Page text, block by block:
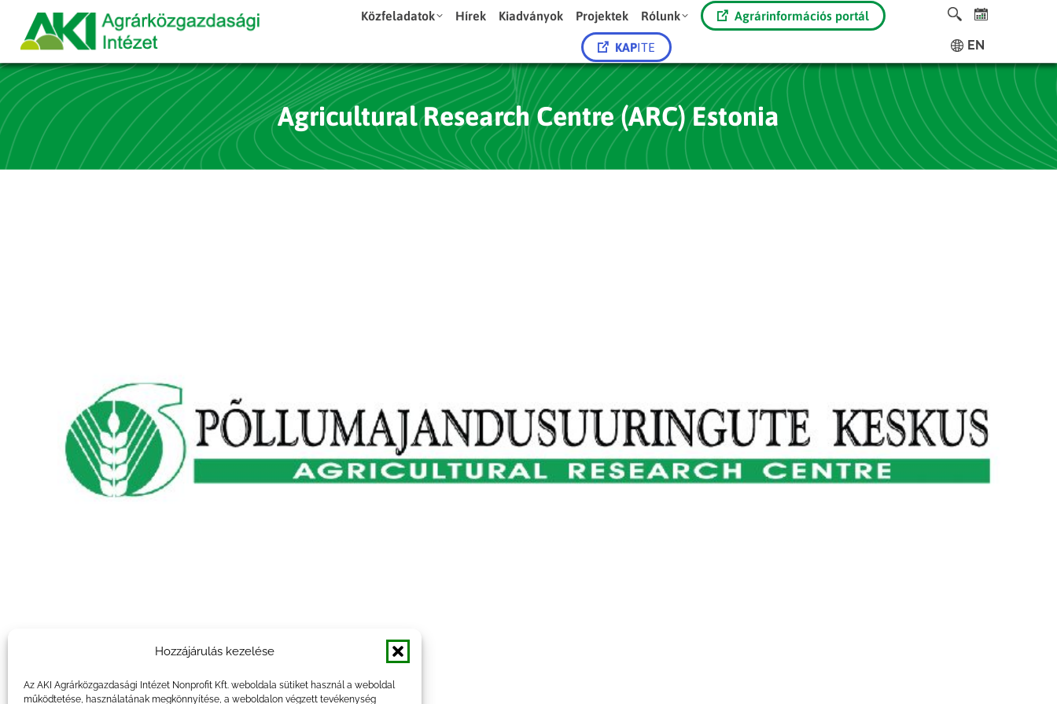
Hozzájárulás kezelése
Az AKI Agrárközgazdasági Intézet Nonprofit Kft. weboldala sütiket használ a weboldal
működtetése, használatának megkönnyítése, a weboldalon végzett tevékenység
Közfeladatok Hírek Kiadványok Projektek Rólunk Agrárinformációs portál
KAPITE EN
Agricultural Research Centre (ARC) Estonia